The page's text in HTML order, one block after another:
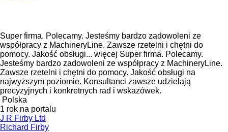
Super firma. Polecamy. Jesteśmy bardzo zadowoleni ze
współpracy z MachineryLine. Zawsze rzetelni i chętni do
pomocy. Jakość obsługi... więcej Super firma. Polecamy.
Jesteśmy bardzo zadowoleni ze współpracy z MachineryLine.
Zawsze rzetelni i chętni do pomocy. Jakość obsługi na
najwyższym poziomie. Konsultanci zawsze udzielają
precyzyjnych i konkretnych rad i wskazówek.
Polska
1 rok na portalu
J R Firby Ltd
Richard Firby